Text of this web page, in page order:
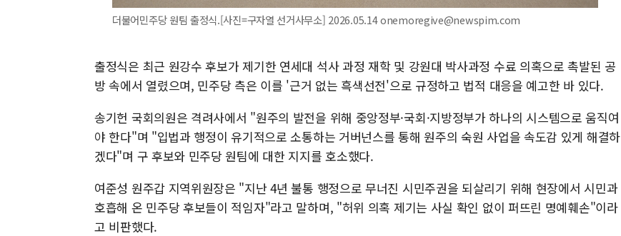
더불어민주당 원팀 출정식.[사진=구자열 선거사무소] 2026.05.14 onemoregive@newspim.com
출정식은 최근 원강수 후보가 제기한 연세대 석사 과정 재학 및 강원대 박사과정 수료 의혹으로 촉발된 공
방 속에서 열렸으며, 민주당 측은 이를 '근거 없는 흑색선전'으로 규정하고 법적 대응을 예고한 바 있다.
송기헌 국회의원은 격려사에서 "원주의 발전을 위해 중앙정부·국회·지방정부가 하나의 시스템으로 움직여
야 한다"며 "입법과 행정이 유기적으로 소통하는 거버넌스를 통해 원주의 숙원 사업을 속도감 있게 해결하
겠다"며 구 후보와 민주당 원팀에 대한 지지를 호소했다.
여준성 원주갑 지역위원장은 "지난 4년 불통 행정으로 무너진 시민주권을 되살리기 위해 현장에서 시민과
호흡해 온 민주당 후보들이 적임자"라고 말하며, "허위 의혹 제기는 사실 확인 없이 퍼뜨린 명예훼손"이라
고 비판했다.